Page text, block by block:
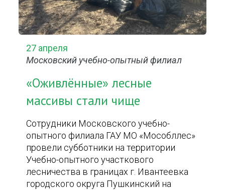
27 апреля
Московский учебно-опытный филиал
«Оживлённые» лесные
массивы стали чище
Сотрудники Московского учебно-
опытного филиала ГАУ МО «Мособллес»
провели субботники на территории
Учебно-опытного участкового
лесничества в границах г. Ивантеевка
городского округа Пушкинский на